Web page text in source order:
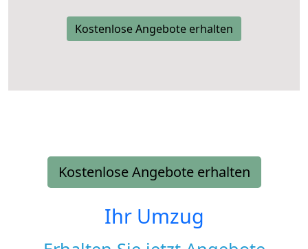
Kostenlose Angebote erhalten
Kostenlose Angebote erhalten
Ihr Umzug